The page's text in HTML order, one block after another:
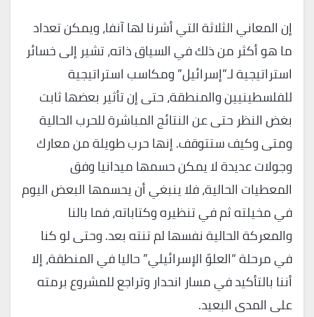
إن المعاني الثلاثة التي أشرنا لها آنفا، ويمكن تعداد
ما هو أكثر من ذلك في السياق ذاته، تشير إلى خسائر
استراتيجية لـ”إسرائيل” ومكاسب استراتيجية
للفلسطينيين والمنطقة، حتى إن تأثير بعضها ثابت
بغض النظر حتى عن النتائج المباشرة للحرب الحالية
ومتى وكيف ستتوقف. إنها حرب طويلة من معارك
وجولات عديدة لا يمكن حسمها ميدانيا وفق
المعطيات الحالية، فلا ينبغي أن يحسمها البعض اليوم
في مخيلته ثم في تنظيره وكتاباته، فما بالنا
والمعركة الحالية نفسها لم تنته بعد. وحتى لو كنا
في مرحلة “العلوّ الإسرائيلي” حاليا في المنطقة، إلا
أننا بالتأكيد في مسار انحدار وتراجع للمشروع برمته
على المدى البعيد.